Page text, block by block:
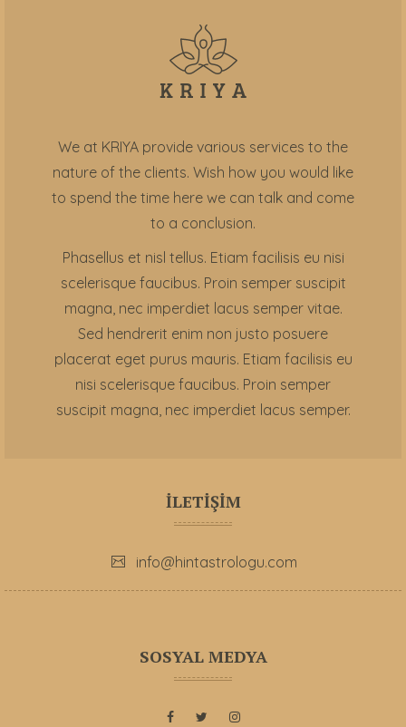
We at KRIYA provide various services to the
nature of the clients. Wish how you would like
to spend the time here we can talk and come
to a conclusion.
Phasellus et nisl tellus. Etiam facilisis eu nisi
scelerisque faucibus. Proin semper suscipit
magna, nec imperdiet lacus semper vitae.
Sed hendrerit enim non justo posuere
placerat eget purus mauris. Etiam facilisis eu
nisi scelerisque faucibus. Proin semper
suscipit magna, nec imperdiet lacus semper.
İLETİŞİM
info@hintastrologu.com
SOSYAL MEDYA